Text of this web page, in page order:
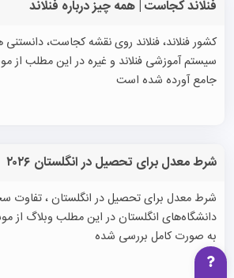
فنلاند کجاست | همه چیز درباره فنلاند
کشور فنلاند، فنلاند روی نقشه کجاست، دانستنی
سیستم آموزشی فنلاند و غیره در این مطلب از
جامع آورده شده است
شرط معدل برای تحصیل در انگلستان ۲۰۲۶
شرط معدل برای تحصیل در انگلستان ، تفاوت
دانشگاه‌های انگلستان در این مطلب وبلاگ از
به صورت کامل بررسی شده